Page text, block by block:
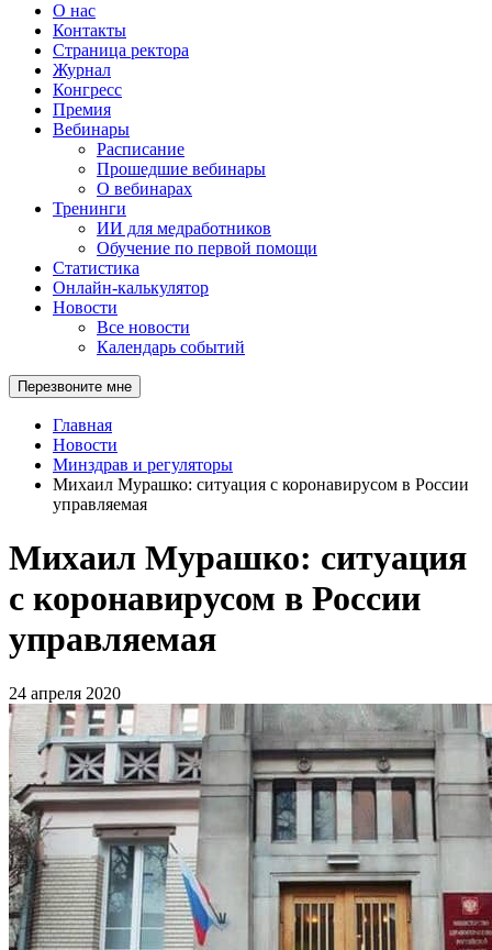
О нас
Контакты
Страница ректора
Журнал
Конгресс
Премия
Вебинары
Расписание
Прошедшие вебинары
О вебинарах
Тренинги
ИИ для медработников
Обучение по первой помощи
Статистика
Онлайн-калькулятор
Новости
Все новости
Календарь событий
Перезвоните мне
Главная
Новости
Минздрав и регуляторы
Михаил Мурашко: ситуация с коронавирусом в России
управляемая
Михаил Мурашко: ситуация
с коронавирусом в России
управляемая
24 апреля 2020